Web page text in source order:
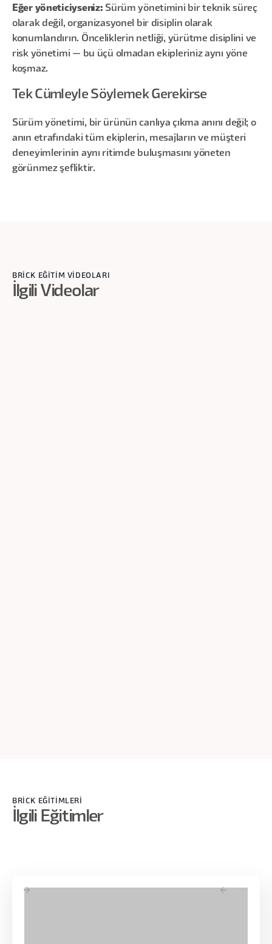
Eğer yöneticiyseniz: Sürüm yönetimini bir teknik süreç
olarak değil, organizasyonel bir disiplin olarak
konumlandırın. Önceliklerin netliği, yürütme disiplini ve
risk yönetimi — bu üçü olmadan ekipleriniz aynı yöne
koşmaz.
Tek Cümleyle Söylemek Gerekirse
Sürüm yönetimi, bir ürünün canlıya çıkma anını değil; o
anın etrafındaki tüm ekiplerin, mesajların ve müşteri
deneyimlerinin aynı ritimde buluşmasını yöneten
görünmez şefliktir.
BRİCK EĞİTİM VİDEOLARI
İlgili Videolar
BRİCK EĞİTİMLERİ
İlgili Eğitimler